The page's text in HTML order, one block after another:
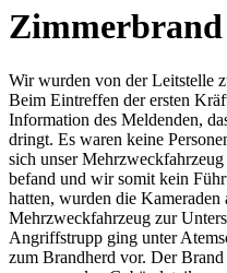
Zimmerbrand
Wir wurden von der Leitstelle
Beim Eintreffen der ersten
Information des Meldenden,
dringt. Es waren keine
sich unser
befand und wir somit kein
hatten, wurden die
Mehrzweckfahrzeug zur
Angriffstrupp ging unter
zum Brandherd vor. Der